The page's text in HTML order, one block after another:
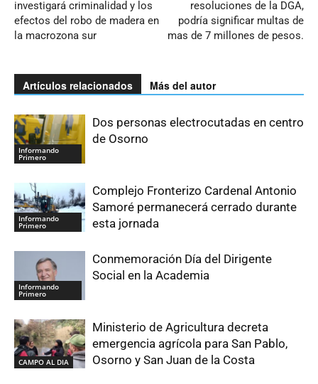
investigará criminalidad y los
efectos del robo de madera en
la macrozona sur
resoluciones de la DGA,
podría significar multas de
mas de 7 millones de pesos.
Artículos relacionados Más del autor
Informando
Primero
Dos personas electrocutadas en centro
de Osorno
Informando
Primero
Complejo Fronterizo Cardenal Antonio
Samoré permanecerá cerrado durante
esta jornada
Informando
Primero
Conmemoración Día del Dirigente
Social en la Academia
CAMPO AL DIA
Ministerio de Agricultura decreta
emergencia agrícola para San Pablo,
Osorno y San Juan de la Costa